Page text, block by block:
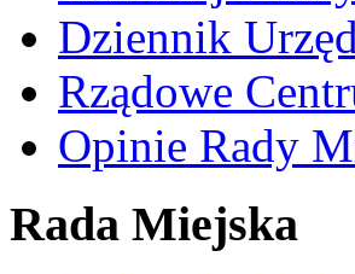
Dziennik
Rządowe
Opinie Rady
Rada Miejska